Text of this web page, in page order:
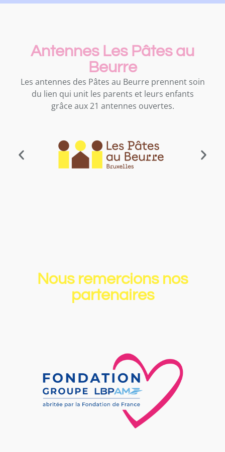
Antennes Les Pâtes au
Beurre
Les antennes des Pâtes au Beurre prennent soin
du lien qui unit les parents et leurs enfants
grâce aux 21 antennes ouvertes.
Nous remercions nos
partenaires